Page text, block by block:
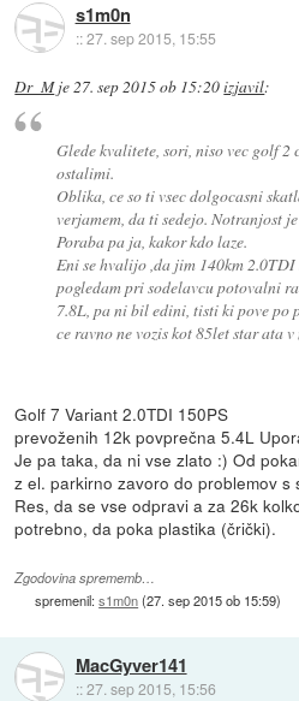
s1m0n
::27. sep 2015, 15:55
Dr_Mje27. sep 2015 ob 15:20izjavil:
Glede kvalitete, sori, niso vec golf 2
ostalimi.
Oblika, ce so ti vsec dolgocasni
verjamem, da ti sedejo. Notranjost
Poraba pa ja, kakor kdo laze.
Eni se hvalijo ,da jim 140km
pogledam pri sodelavcu potovalni
7.8L, pa ni bil edini, tisti ki pove po
ce ravno ne vozis kot 85let star ata
Golf 7 Variant 2.0TDI 150PS
prevoženih 12k povprečna 5.4L
Je pa taka, da ni vse zlato :) Od
z el. parkirno zavoro do problemov s
Res, da se vse odpravi a za 26k
potrebno, da poka plastika (črički).
Zgodovina sprememb…
spremenil:s1m0n(27. sep 2015 ob 15:59)
MacGyver141
::27. sep 2015, 15:56